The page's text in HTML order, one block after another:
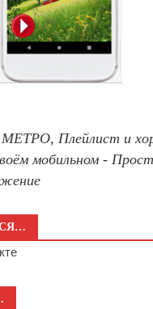
Плейлист и
мобильном -